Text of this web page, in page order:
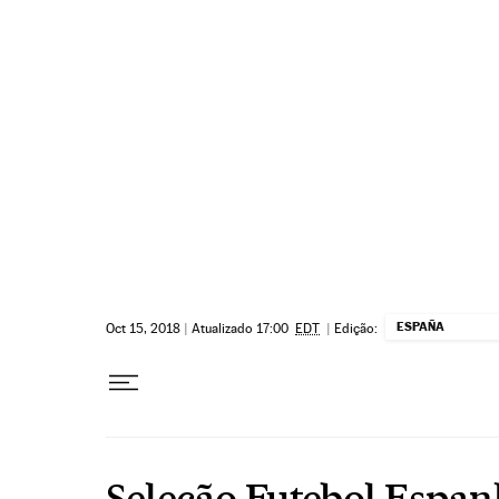
Oct 15, 2018 | Atualizado 17:00 EDT | Edição: ESPAÑA